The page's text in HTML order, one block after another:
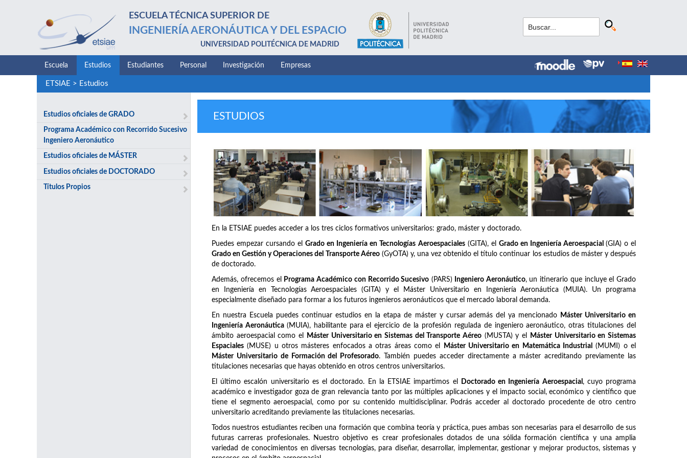
ESCUELA TÉCNICA SUPERIOR DE
INGENIERÍA AERONÁUTICA Y DEL ESPACIO
UNIVERSIDAD POLITÉCNICA DE MADRID
Escuela Estudios Estudiantes Personal Investigación Empresas
ETSIAE > Estudios
Estudios oficiales de GRADO
Programa Académico con Recorrido Sucesivo
Ingeniero Aeronáutico
Estudios oficiales de MÁSTER
Estudios oficiales de DOCTORADO
Títulos Propios
ESTUDIOS
En la ETSIAE puedes acceder a los tres ciclos formativos universitarios: grado, máster y doctorado.
Puedes empezar cursando elGrado en Ingeniería en Tecnologías Aeroespaciales(GITA), el Grado en Ingeniería Aeroespacial (GIA) o el
Grado en Gestión y Operaciones del Transporte Aéreo(GyOTA) y, una vez obtenido el título continuar los estudios de máster y después
de doctorado.
Además, ofrecemos el Programa Académico con Recorrido Sucesivo (PARS) Ingeniero Aeronáutico, un itinerario que incluye el Grado
en Ingeniería en Tecnologías Aeroespaciales (GITA) y el Máster Universitario en Ingeniería Aeronáutica (MUIA). Un programa
especialmente diseñado para formar a los futuros ingenieros aeronáuticos que el mercado laboral demanda.
En nuestra Escuela puedes continuar estudios en la etapa de máster y cursar además del ya mencionado Máster Universitario en
Ingeniería Aeronáutica (MUIA), habilitante para el ejercicio de la profesión regulada de ingeniero aeronáutico, otras titulaciones del
ámbito aeroespacial como el
Máster Universitario en Sistemas del Transporte Aéreo (MUSTA) y el
Máster Universitario en Sistemas
Espaciales (MUSE) u otros másteres enfocados a otras áreas como el Máster Universitario en Matemática Industrial
(MUMI) o el
Máster Universitario de Formación del Profesorado. También puedes acceder directamente a máster acreditando previamente las
titulaciones necesarias que hayas obtenido en otros centros universitarios.
El último escalón universitario es el doctorado. En la ETSIAE impartimos el Doctorado en Ingeniería Aeroespacial , cuyo programa
académico e investigador goza de gran relevancia tanto por las múltiples aplicaciones y el impacto social, económico y científico que
tiene el segmento aeroespacial, como por su contenido multidisciplinar. Podrás acceder al doctorado procedente de otro centro
universitario acreditando previamente las titulaciones necesarias.
Todos nuestros estudiantes reciben una formación que combina teoría y práctica, pues ambas son necesarias para el desarrollo de sus
futuras carreras profesionales. Nuestro objetivo es crear profesionales dotados de una sólida formación científica y una amplia
variedad de conocimientos en diversas tecnologías, para diseñar, desarrollar, implementar, gestionar y mejorar productos, sistemas y